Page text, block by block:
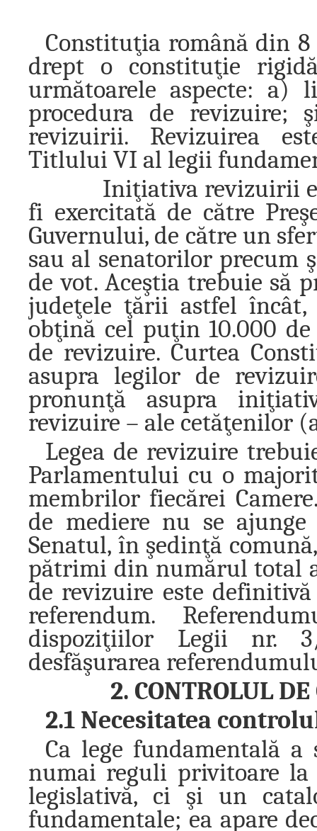
Constituţia română din 8
drept o constituţie
următoarele aspecte:
procedura de
revizuirii. Revizuirea
Titlului VI al legii
Iniţiativa revizuirii este
fi exercitată de către
Guvernului, de către un
sau al senatorilor precum
de vot. Aceştia trebuie să
judeţele ţării astfel încât,
obţină cel puţin 10.000
de revizuire. Curtea
asupra legilor de
pronunţă asupra
revizuire – ale cetăţenilor
Legea de revizuire
Parlamentului cu o
membrilor fiecărei
de mediere nu se
Senatul, în şedinţă
pătrimi din numărul total
de revizuire este
referendum.
dispoziţiilor Legii nr.
desfăşurarea
2. CONTROLUL
2.1 Necesitatea
Ca lege fundamentală
numai reguli privitoare la
legislativă, ci şi un
fundamentale; ea apare